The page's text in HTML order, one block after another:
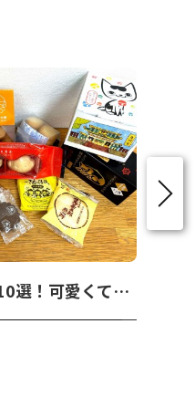
日光で人気のお土産 10選！可愛くて美味しいお菓子を紹介！